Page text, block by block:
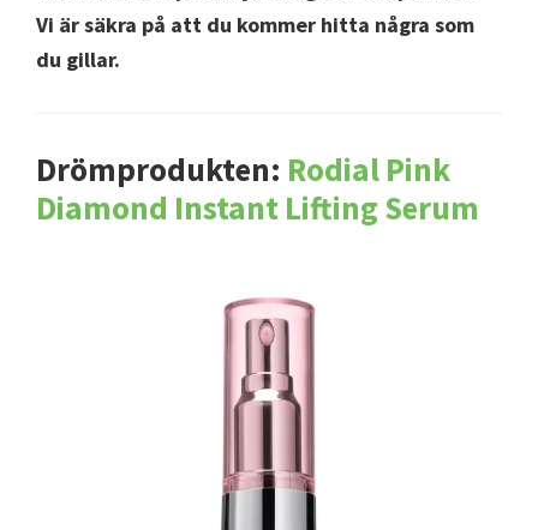
Vi är säkra på att du kommer hitta några som
du gillar.
Drömprodukten: Rodial Pink
Diamond Instant Lifting Serum